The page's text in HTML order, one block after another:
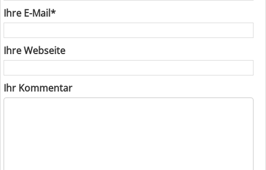
Ihre E-Mail*
Ihre Webseite
Ihr Kommentar